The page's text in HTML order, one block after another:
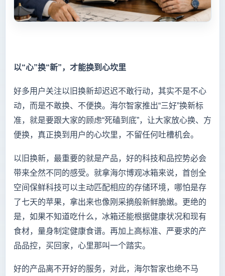
以“心”换“新”，才能换到心坎里
好多用户关注以旧换新却迟迟不敢行动，其实不是不心
动，而是不敢换、不便换。海尔智家推出“三好”换新标
准，就是要跟大家的顾虑“死磕到底”，让大家放心换、方
便换，真正换到用户的心坎里，不留任何吐槽机会。
以旧换新，最重要的就是产品，好的科技和品控势必会
带来全然不同的感受。就拿海尔博观冰箱来说，首创全
空间保鲜科技可以主动匹配相应的存储环境，哪怕是存
了七天的苹果，拿出来也像刚采摘般新鲜脆嫩。更绝的
是，如果不知道吃什么，冰箱还能根据健康状况和现有
食材，量身制定健康食谱。再加上高标准、严要求的产
品品控，买回家，心里那叫一个踏实。
好的产品离不开好的服务，对此，海尔智家也绝不马